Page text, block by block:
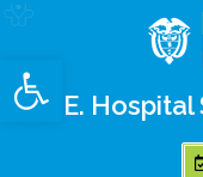
Abrir barra de
E.S.E.